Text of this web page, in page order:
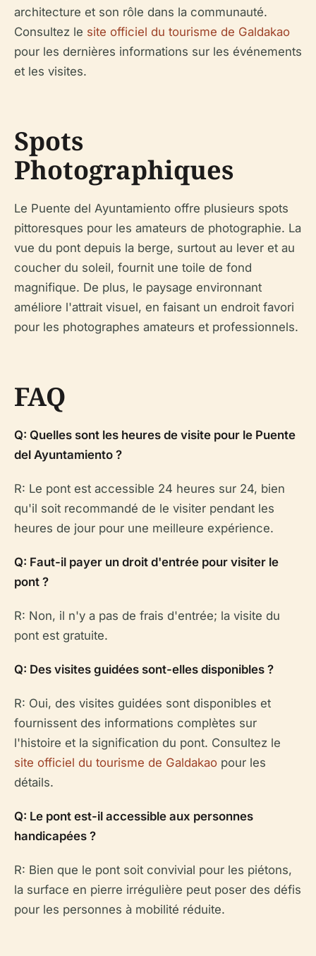
architecture et son rôle dans la communauté.
Consultez le site officiel du tourisme de Galdakao
pour les dernières informations sur les événements
et les visites.
Spots
Photographiques
Le Puente del Ayuntamiento offre plusieurs spots
pittoresques pour les amateurs de photographie. La
vue du pont depuis la berge, surtout au lever et au
coucher du soleil, fournit une toile de fond
magnifique. De plus, le paysage environnant
améliore l'attrait visuel, en faisant un endroit favori
pour les photographes amateurs et professionnels.
FAQ
Q: Quelles sont les heures de visite pour le Puente
del Ayuntamiento ?
R: Le pont est accessible 24 heures sur 24, bien
qu'il soit recommandé de le visiter pendant les
heures de jour pour une meilleure expérience.
Q: Faut-il payer un droit d'entrée pour visiter le
pont ?
R: Non, il n'y a pas de frais d'entrée; la visite du
pont est gratuite.
Q: Des visites guidées sont-elles disponibles ?
R: Oui, des visites guidées sont disponibles et
fournissent des informations complètes sur
l'histoire et la signification du pont. Consultez le
site officiel du tourisme de Galdakao pour les
détails.
Q: Le pont est-il accessible aux personnes
handicapées ?
R: Bien que le pont soit convivial pour les piétons,
la surface en pierre irrégulière peut poser des défis
pour les personnes à mobilité réduite.